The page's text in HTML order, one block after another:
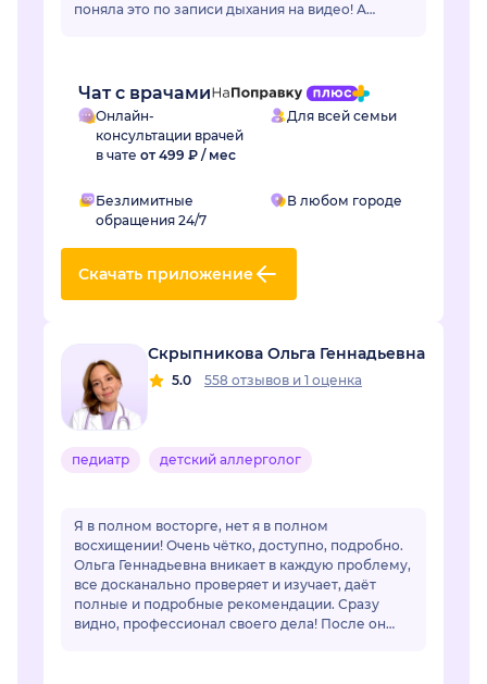
поняла это по записи дыхания на видео! А
Чат с врачами
Онлайн-
консультации врачей
в чате от 499 ₽ / мес
Для всей семьи
Безлимитные
обращения 24/7
В любом городе
Скачать приложение
Скрыпникова Ольга Геннадьевна
5.0 558 отзывов и 1 оценка
педиатр детский аллерголог
Я в полном восторге, нет я в полном
восхищении! Очень чётко, доступно, подробно.
Ольга Геннадьевна вникает в каждую проблему,
все досканально проверяет и изучает, даёт
полные и подробные рекомендации. Сразу
видно, профессионал своего дела! После он